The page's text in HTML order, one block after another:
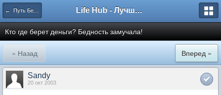
← Путь Безымянного Life Hub - Лучшие компьютерные игры мира
Кто где берет деньги? Бедность замучала!
« Назад Вперед »
Sandy
20 окт 2003